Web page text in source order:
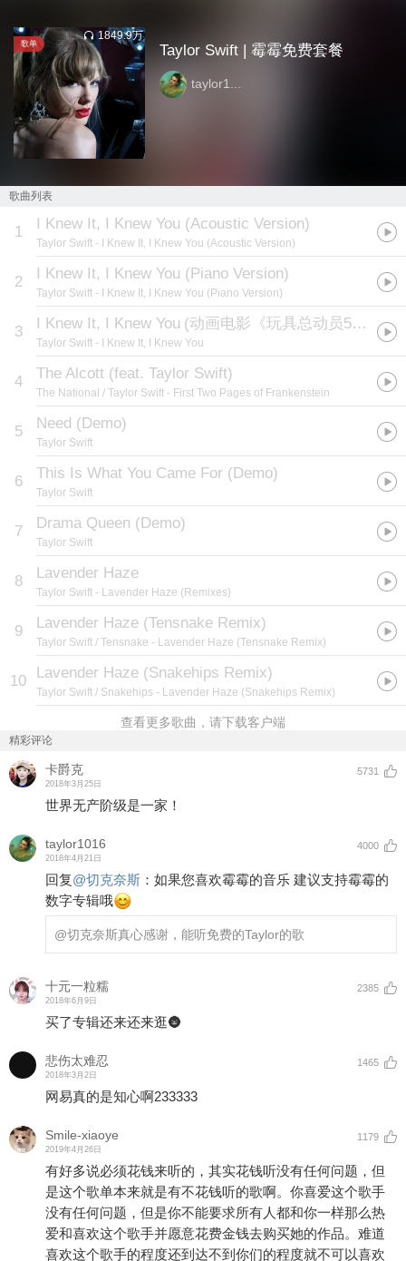
歌单
1849.9万
Taylor Swift | 霉霉免费套餐
taylor1...
歌曲列表
1 I Knew It, I Knew You (Acoustic Version)
Taylor Swift - I Knew It, I Knew You (Acoustic Version)
2 I Knew It, I Knew You (Piano Version)
Taylor Swift - I Knew It, I Knew You (Piano Version)
3 I Knew It, I Knew You (动画电影《玩具总动员5》原声单曲
Taylor Swift - I Knew It, I Knew You
4 The Alcott (feat. Taylor Swift)
The National / Taylor Swift - First Two Pages of Frankenstein
5 Need (Demo)
Taylor Swift
6 This Is What You Came For (Demo)
Taylor Swift
7 Drama Queen (Demo)
Taylor Swift
8 Lavender Haze
Taylor Swift - Lavender Haze (Remixes)
9 Lavender Haze (Tensnake Remix)
Taylor Swift / Tensnake - Lavender Haze (Tensnake Remix)
10 Lavender Haze (Snakehips Remix)
Taylor Swift / Snakehips - Lavender Haze (Snakehips Remix)
查看更多歌曲，请下载客户端
精彩评论
卡爵克
2018年3月25日
5731
世界无产阶级是一家！
taylor1016
2018年4月21日
4000
回复@切克奈斯 ： 如果您喜欢霉霉的音乐 建议支持霉霉的
数字专辑哦
@切克奈斯真心感谢，能听免费的Taylor的歌
十元一粒糯
2018年6月9日
2385
买了专辑还来还来逛🌚
悲伤太难忍
2018年3月2日
1465
网易真的是知心啊233333
Smile-xiaoye
2019年4月26日
1179
有好多说必须花钱来听的，其实花钱听没有任何问题，但
是这个歌单本来就是有不花钱听的歌啊。你喜爱这个歌手
没有任何问题，但是你不能要求所有人都和你一样那么热
爱和喜欢这个歌手并愿意花费金钱去购买她的作品。难道
喜欢这个歌手的程度还到达不到你们的程度就不可以喜欢